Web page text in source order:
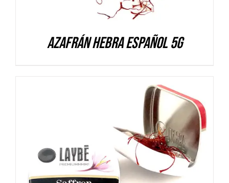
Azafrán hebra español 5g
DETALLES